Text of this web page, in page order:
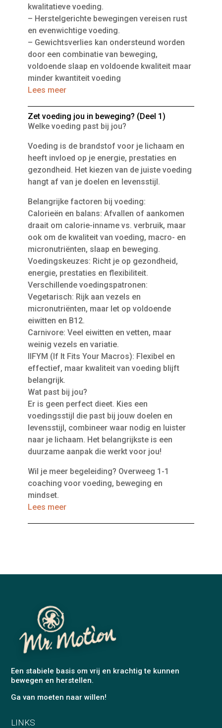
kwalitatieve voeding.
– Herstelgerichte bewegingen vereisen rust
en evenwichtige voeding.
– Gewichtsverlies kan ondersteund worden
door een combinatie van beweging,
voldoende slaap en voldoende kwaliteit maar
minder kwantiteit voeding
Lees meer
Zet voeding jou in beweging? (Deel 1)
Welke voeding past bij jou?
Voeding is de brandstof voor je lichaam en
heeft invloed op je energie, prestaties en
gezondheid. Het kiezen van de juiste voeding
hangt af van je doelen en levensstijl.
Belangrijke factoren bij voeding:
Calorieën en balans: Afvallen of aankomen
draait om calorie-inname vs. verbruik, maar
ook om de kwaliteit van voeding, macro- en
micronutriënten, slaap en beweging.
Voedingskeuzes: Richt je op gezondheid,
energie, prestaties en flexibiliteit.
Verschillende voedingspatronen:
Vegetarisch: Rijk aan vezels en
micronutriënten, maar let op voldoende
eiwitten en B12.
Carnivore: Veel eiwitten en vetten, maar
weinig vezels en variatie.
IIFYM (If It Fits Your Macros): Flexibel en
effectief, maar kwaliteit van voeding blijft
belangrijk.
Wat past bij jou?
Er is geen perfect dieet. Kies een
voedingsstijl die past bij jouw doelen en
levensstijl, combineer waar nodig en luister
naar je lichaam. Het belangrijkste is een
duurzame aanpak die werkt voor jou!
Wil je meer begeleiding? Overweeg 1-1
coaching voor voeding, beweging en
mindset.
Lees meer
Een stabiele basis om vrij en krachtig te kunnen
bewegen en herstellen.
Ga van moeten naar willen!
LINKS